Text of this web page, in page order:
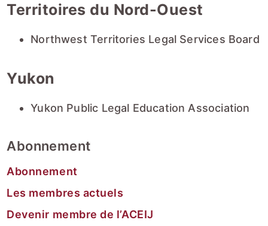
Territoires du Nord-Ouest
Northwest Territories Legal Services Board
Yukon
Yukon Public Legal Education Association
Abonnement
Abonnement
Les membres actuels
Devenir membre de l’ACEIJ